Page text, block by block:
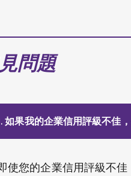
問題
如果我的企業信用評級不佳
使您的企業信用評級不